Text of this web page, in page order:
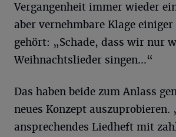
Vergangenheit immer wieder
aber vernehmbare Klage
gehört: „Schade, dass wir nur
Weihnachtslieder singen...“
Das haben beide zum Anlass
neues Konzept auszuprobieren.
ansprechendes Liedheft mit